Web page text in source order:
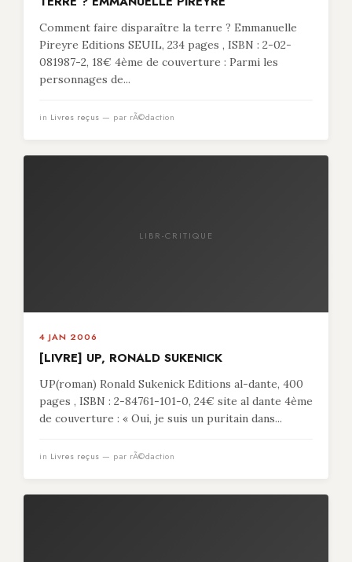
Comment faire disparaître la terre ? Emmanuelle
Pireyre Editions SEUIL, 234 pages , ISBN : 2-02-
081987-2, 18€ 4ème de couverture : Parmi les
personnages de...
in Livres reçus — par rÃ©daction
LIBR-CRITIQUE
4 JAN 2006
[LIVRE] UP, RONALD SUKENICK
UP(roman) Ronald Sukenick Editions al-dante, 400
pages , ISBN : 2-84761-101-0, 24€ site al dante 4ème
de couverture : « Oui, je suis un puritain dans...
in Livres reçus — par rÃ©daction